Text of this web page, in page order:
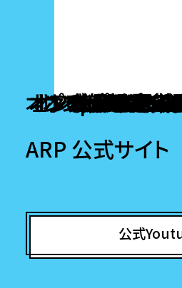
Popular
オンカジ
オンラインカ
本人確認不
オンラインカジ
稼げるカジ
ブック メー
仮想通貨
オンラインカジ
オンラインカジ
ビットコイ
ポーカー
オンラインポー
ポーカー アプ
オンライン
オンライン
オンライン
ポーカー
オンラインポー
ポーカー
ポーカー アプ
ARP 公式サイト
公式